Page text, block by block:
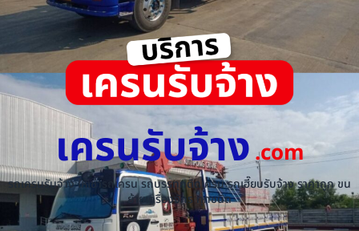
เครนรับจ้าง.com
รถเครนรับจ้าง ให้เช่ารถเครน รถบรรทุกติดเครน รถเฮี๊ยบรับจ้าง ราคาถูก ขน
ย้ายเครื่องจักร ทุกชนิด